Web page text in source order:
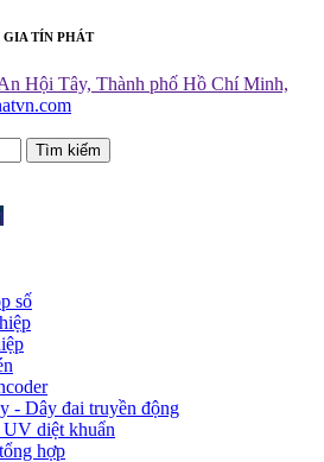
TÍN PHÁT
Hội Tây, Thành phố Hồ Chí Minh,
Tìm kiếm
số
- Dây đai truyền động
diệt khuẩn
hợp